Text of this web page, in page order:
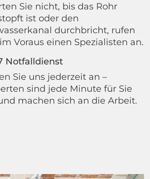
Sie nicht, bis das Rohr
ist oder den
durchbricht, rufen
Voraus einen Spezialisten an.
Notfalldienst
Sie uns jederzeit an –
sind jede Minute für Sie
machen sich an die Arbeit.